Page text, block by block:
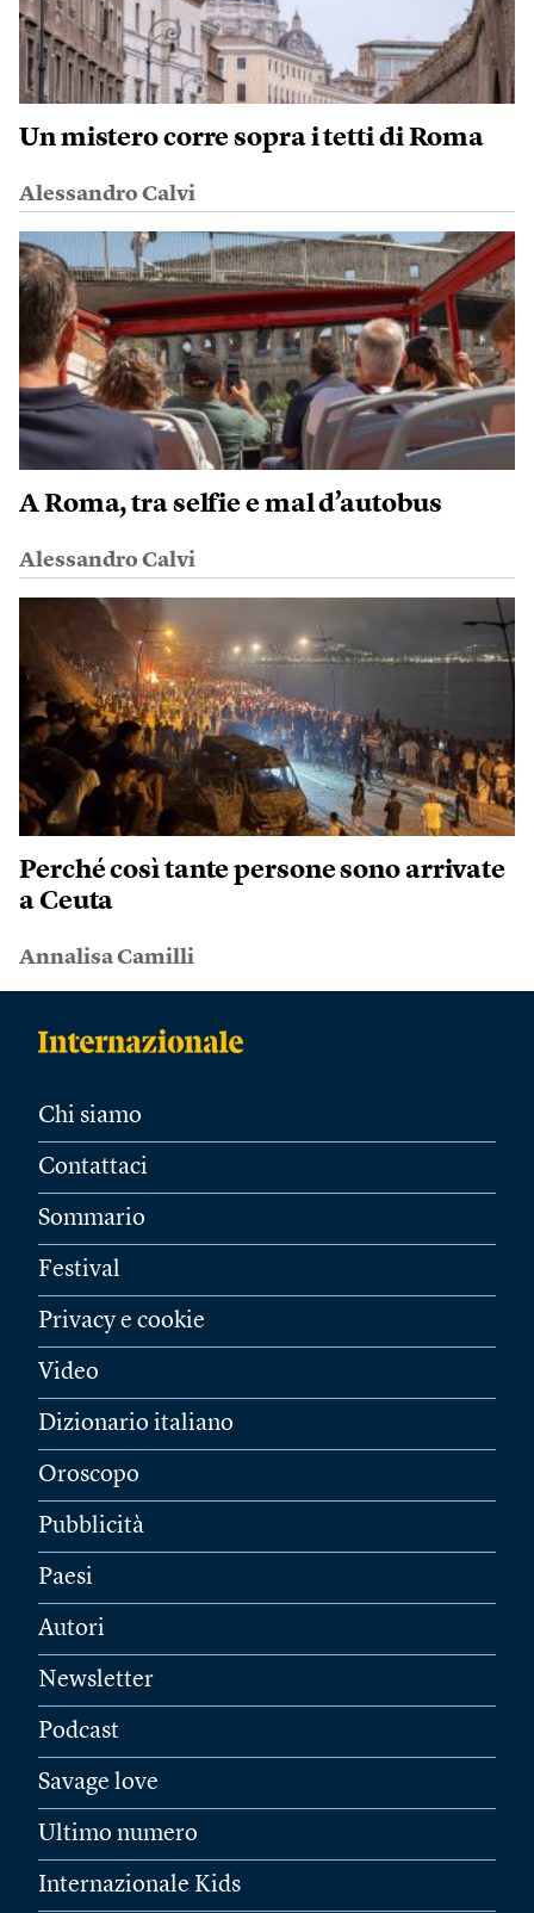
Un mistero corre sopra i tetti di Roma
Alessandro Calvi
A Roma, tra selfie e mal d’autobus
Alessandro Calvi
Perché così tante persone sono arrivate
a Ceuta
Annalisa Camilli
Chi siamo
Contattaci
Sommario
Festival
Privacy e cookie
Video
Dizionario italiano
Oroscopo
Pubblicità
Paesi
Autori
Newsletter
Podcast
Savage love
Ultimo numero
Internazionale Kids